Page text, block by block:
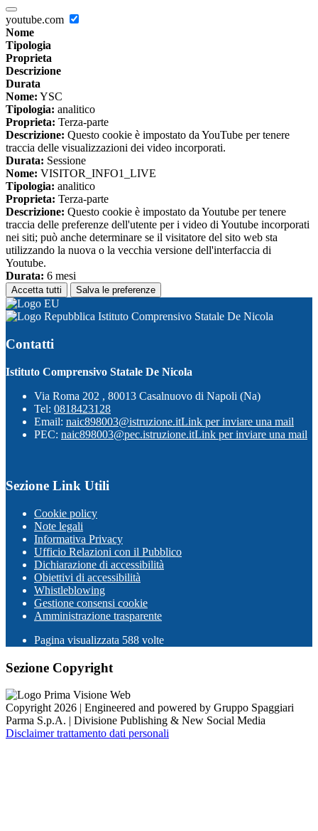
youtube.com
Nome
Tipologia
Proprieta
Descrizione
Durata
Nome: YSC
Tipologia: analitico
Proprieta: Terza-parte
Descrizione: Questo cookie è impostato da YouTube per tenere
traccia delle visualizzazioni dei video incorporati.
Durata: Sessione
Nome: VISITOR_INFO1_LIVE
Tipologia: analitico
Proprieta: Terza-parte
Descrizione: Questo cookie è impostato da Youtube per tenere
traccia delle preferenze dell'utente per i video di Youtube incorporati
nei siti; può anche determinare se il visitatore del sito web sta
utilizzando la nuova o la vecchia versione dell'interfaccia di
Youtube.
Durata: 6 mesi
Accetta tutti Salva le preferenze
Istituto Comprensivo Statale De Nicola
Contatti
Istituto Comprensivo Statale De Nicola
Via Roma 202 , 80013 Casalnuovo di Napoli (Na)
Tel: 0818423128
Email: naic898003@istruzione.itLink per inviare una mail
PEC: naic898003@pec.istruzione.itLink per inviare una mail
Sezione Link Utili
Cookie policy
Note legali
Informativa Privacy
Ufficio Relazioni con il Pubblico
Dichiarazione di accessibilità
Obiettivi di accessibilità
Whistleblowing
Gestione consensi cookie
Amministrazione trasparente
Pagina visualizzata 588 volte
Sezione Copyright
Copyright 2026 | Engineered and powered by Gruppo Spaggiari
Parma S.p.A. | Divisione Publishing & New Social Media
Disclaimer trattamento dati personali